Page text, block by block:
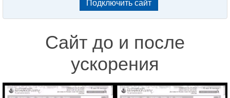
Сайт до и после
ускорения